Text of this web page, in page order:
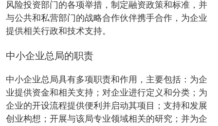
风险投资部门的各项举措，制定融资政策和标准，并
与公共和私营部门的战略合作伙伴携手合作，为企业
提供相关行政和技术支持。
中小企业总局的职责
中小企业总局具有多项职责和作用，主要包括：为企
业提供资金和相关支持；对企业进行定义和分类；为
企业的开设流程提供便利并启动其项目；支持和发展
创业构想；开展与该局专业领域相关的研究；并为企